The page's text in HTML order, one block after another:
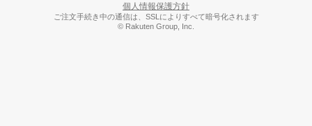
個人情報保護方針
ご注文手続き中の通信は、SSLによりすべて暗号化されます
© Rakuten Group, Inc.